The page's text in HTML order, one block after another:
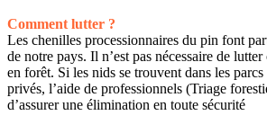
Comment lutter ?
Les chenilles processionnaires du pin font
de notre pays. Il n’est pas nécessaire de lutter
en forêt. Si les nids se trouvent dans les
privés, l’aide de professionnels (Triage
d’assurer une élimination en toute sécurité